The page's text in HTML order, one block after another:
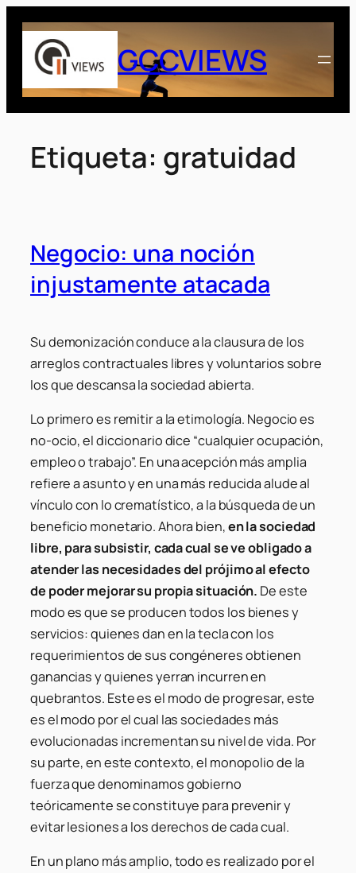
Saltar
contenido
GCCVIEWS
Etiqueta: gratuidad
Negocio: una noción
injustamente atacada
Su demonización conduce a la clausura de los
arreglos contractuales libres y voluntarios sobre
los que descansa la sociedad abierta.
Lo primero es remitir a la etimología. Negocio es
no-ocio, el diccionario dice “cualquier ocupación,
empleo o trabajo”. En una acepción más amplia
refiere a asunto y en una más reducida alude al
vínculo con lo crematístico, a la búsqueda de un
beneficio monetario. Ahora bien,en la sociedad
libre, para subsistir, cada cual se ve obligado a
atender las necesidades del prójimo al efecto
de poder mejorar su propia situación. De este
modo es que se producen todos los bienes y
servicios: quienes dan en la tecla con los
requerimientos de sus congéneres obtienen
ganancias y quienes yerran incurren en
quebrantos. Este es el modo de progresar, este
es el modo por el cual las sociedades más
evolucionadas incrementan su nivel de vida. Por
su parte, en este contexto, el monopolio de la
fuerza que denominamos gobierno
teóricamente se constituye para prevenir y
evitar lesiones a los derechos de cada cual.
En un plano más amplio, todo es realizado por el